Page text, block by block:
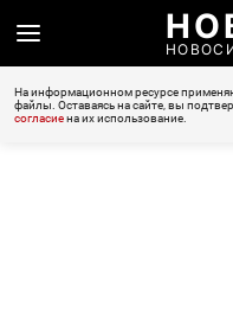
На информационном ресурсе
файлы. Оставаясь на сайте, вы
согласиена их использование.